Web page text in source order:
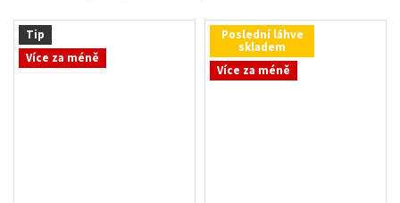
Tip
Více za méně
Poslední láhve
skladem
Více za méně